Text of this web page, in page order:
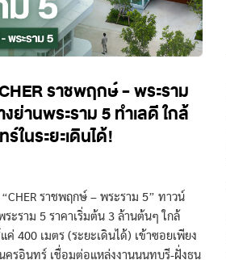
ราชพฤกษ์ - พระราม
ย่านพระราม 5 ทำเลดี ใกล้
ในระยะเดินได้!
ราชพฤกษ์ – พระราม 5” ทาวน์
ระราม 5 ราคาเริ่มต้น 3 ล้านต้นๆ ใกล้
ค่ 400 เมตร (ระยะเดินได้) เข้าซอยเพียง
ครอินทร์ เชื่อมต่อแหล่งงานนนทบุรี-ฝั่งธน